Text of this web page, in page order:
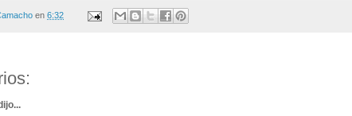
en 6:32